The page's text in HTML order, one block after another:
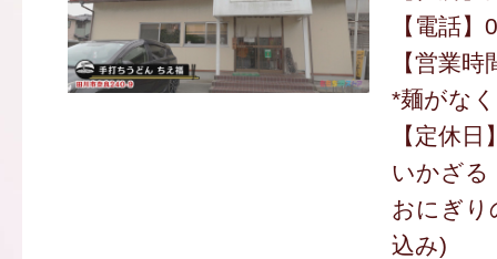
【電話
【営業
*麺がな
【定休日
いかざる
おにぎり
込み)